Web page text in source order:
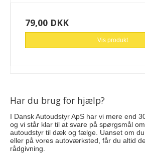
79,00 DKK
Vis produkt
Har du brug for hjælp?
I Dansk Autoudstyr ApS har vi mere end
og vi står klar til at svare på spørgsmål
autoudstyr til dæk og fælge. Uanset om
eller på vores autoværksted, får du altid
rådgivning.